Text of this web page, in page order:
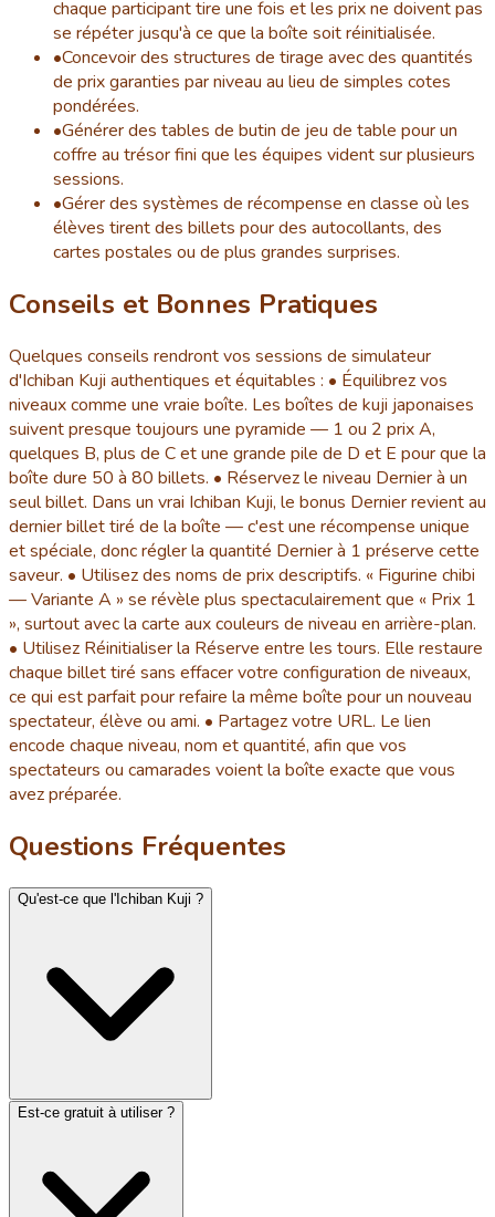
chaque participant tire une fois et les prix ne doivent pas
se répéter jusqu'à ce que la boîte soit réinitialisée.
•Concevoir des structures de tirage avec des quantités
de prix garanties par niveau au lieu de simples cotes
pondérées.
•Générer des tables de butin de jeu de table pour un
coffre au trésor fini que les équipes vident sur plusieurs
sessions.
•Gérer des systèmes de récompense en classe où les
élèves tirent des billets pour des autocollants, des
cartes postales ou de plus grandes surprises.
Conseils et Bonnes Pratiques
Quelques conseils rendront vos sessions de simulateur
d'Ichiban Kuji authentiques et équitables : • Équilibrez vos
niveaux comme une vraie boîte. Les boîtes de kuji japonaises
suivent presque toujours une pyramide — 1 ou 2 prix A,
quelques B, plus de C et une grande pile de D et E pour que la
boîte dure 50 à 80 billets. • Réservez le niveau Dernier à un
seul billet. Dans un vrai Ichiban Kuji, le bonus Dernier revient au
dernier billet tiré de la boîte — c'est une récompense unique
et spéciale, donc régler la quantité Dernier à 1 préserve cette
saveur. • Utilisez des noms de prix descriptifs. « Figurine chibi
— Variante A » se révèle plus spectaculairement que « Prix 1
», surtout avec la carte aux couleurs de niveau en arrière-plan.
• Utilisez Réinitialiser la Réserve entre les tours. Elle restaure
chaque billet tiré sans effacer votre configuration de niveaux,
ce qui est parfait pour refaire la même boîte pour un nouveau
spectateur, élève ou ami. • Partagez votre URL. Le lien
encode chaque niveau, nom et quantité, afin que vos
spectateurs ou camarades voient la boîte exacte que vous
avez préparée.
Questions Fréquentes
Qu'est-ce que l'Ichiban Kuji ?
Est-ce gratuit à utiliser ?